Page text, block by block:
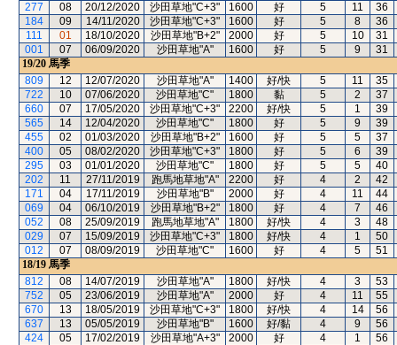
277
08 20/12/2020 沙田草地"C+3" 1600 好 5 11
36
184
09 14/11/2020 沙田草地"C+3" 1600 好 5 8
36
111
01 18/10/2020 沙田草地"B+2" 2000 好 5 10
31
001
07 06/09/2020 沙田草地"A" 1600 好 5 9
31
19/20 馬季
809
12 12/07/2020 沙田草地"A" 1400 好/快 5 11
35
722
10 07/06/2020 沙田草地"C" 1800 黏 5 2
37
660
07 17/05/2020 沙田草地"C+3" 2200 好/快 5 1
39
565
14 12/04/2020 沙田草地"C" 1800 好 5 9
39
455
02 01/03/2020 沙田草地"B+2" 1600 好 5 5
37
400
05 08/02/2020 沙田草地"C+3" 1800 好 5 6
39
295
03 01/01/2020 沙田草地"C" 1800 好 5 5
40
202
11 27/11/2019 跑馬地草地"A" 2200 好 4 2
42
171
04 17/11/2019 沙田草地"B" 2000 好 4 11
44
069
04 06/10/2019 沙田草地"B+2" 1800 好 4 7
46
052
08 25/09/2019 跑馬地草地"A" 1800 好/快 4 3
48
029
07 15/09/2019 沙田草地"C+3" 1800 好/快 4 1
50
012
07 08/09/2019 沙田草地"C" 1600 好 4 5
51
18/19 馬季
812
08 14/07/2019 沙田草地"A" 1800 好/快 4 3
53
752
05 23/06/2019 沙田草地"A" 2000 好 4 11
55
670
13 18/05/2019 沙田草地"C+3" 1800 好/快 4 14
56
637
13 05/05/2019 沙田草地"B" 1600 好/黏 4 9
56
424
05 17/02/2019 沙田草地"A+3" 2000 好 4 1
56